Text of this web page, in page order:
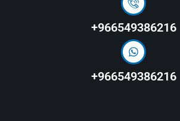
966549386216+
966549386216+